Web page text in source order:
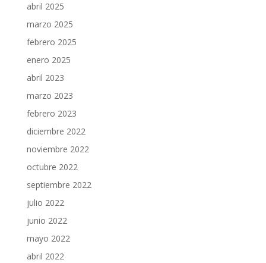
abril 2025
marzo 2025
febrero 2025
enero 2025
abril 2023
marzo 2023
febrero 2023
diciembre 2022
noviembre 2022
octubre 2022
septiembre 2022
julio 2022
junio 2022
mayo 2022
abril 2022